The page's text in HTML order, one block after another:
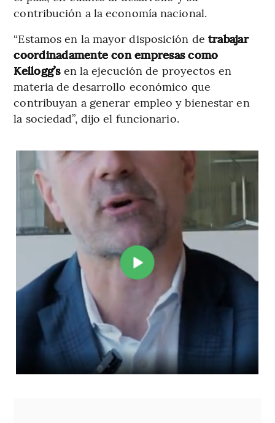
contribución a la economía nacional.
“Estamos en la mayor disposición de trabajar
coordinadamente con empresas como
Kellogg’s en la ejecución de proyectos en
materia de desarrollo económico que
contribuyan a generar empleo y bienestar en
la sociedad”, dijo el funcionario.